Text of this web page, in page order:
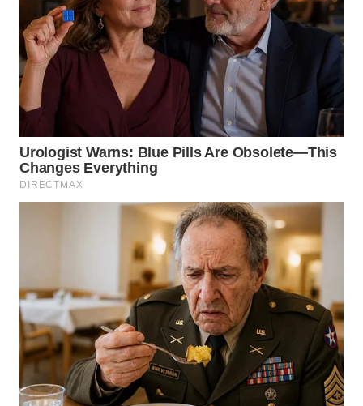
GORONTALO
WN
SULUT
WN
WN
MALUT
WN
DANAU
TOBA
NIAS